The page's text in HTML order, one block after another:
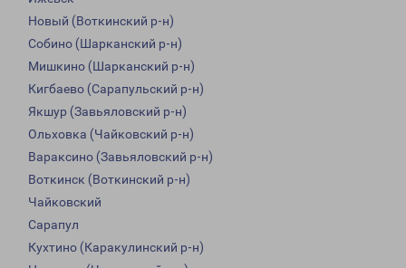
Новый (Воткинский р-н)
Собино (Шарканский р-н)
Мишкино (Шарканский р-н)
Кигбаево (Сарапульский р-н)
Якшур (Завьяловский р-н)
Ольховка (Чайковский р-н)
Вараксино (Завьяловский р-н)
Воткинск (Воткинский р-н)
Чайковский
Сарапул
Кухтино (Каракулинский р-н)